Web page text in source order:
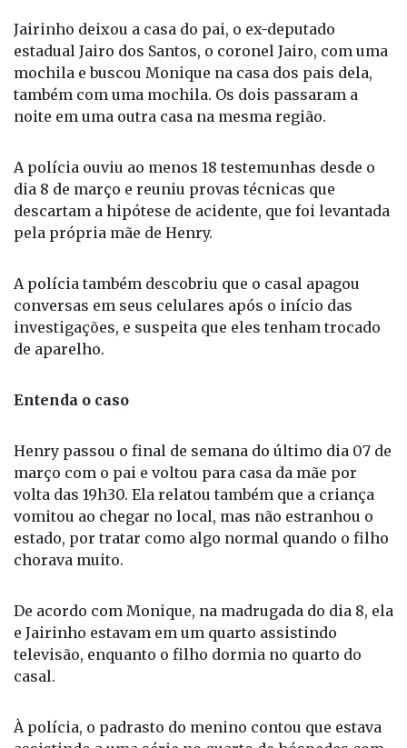
Jairinho deixou a casa do pai, o ex-deputado
estadual Jairo dos Santos, o coronel Jairo, com uma
mochila e buscou Monique na casa dos pais dela,
também com uma mochila. Os dois passaram a
A polícia ouviu ao menos 18 testemunhas desde o
dia 8 de março e reuniu provas técnicas que
descartam a hipótese de acidente, que foi levantada
A polícia também descobriu que o casal apagou
conversas em seus celulares após o início das
investigações, e suspeita que eles tenham trocado
Henry passou o final de semana do último dia 07 de
março com o pai e voltou para casa da mãe por
volta das 19h30. Ela relatou também que a criança
vomitou ao chegar no local, mas não estranhou o
estado, por tratar como algo normal quando o filho
De acordo com Monique, na madrugada do dia 8, ela
e Jairinho estavam em um quarto assistindo
televisão, enquanto o filho dormia no quarto do